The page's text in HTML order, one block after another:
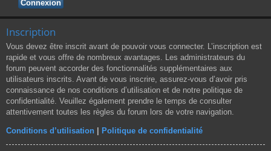
Inscription
Vous devez être inscrit avant de pouvoir vous connecter. L’inscription est
rapide et vous offre de nombreux avantages. Les administrateurs du
forum peuvent accorder des fonctionnalités supplémentaires aux
utilisateurs inscrits. Avant de vous inscrire, assurez-vous d’avoir pris
connaissance de nos conditions d’utilisation et de notre politique de
confidentialité. Veuillez également prendre le temps de consulter
attentivement toutes les règles du forum lors de votre navigation.
Conditions d’utilisation Politique de confidentialité